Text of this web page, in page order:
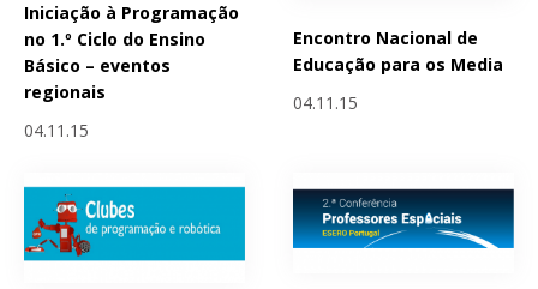
Iniciação à Programação
no 1.º Ciclo do Ensino
Básico – eventos
regionais
04.11.15
Encontro Nacional de
Educação para os Media
04.11.15